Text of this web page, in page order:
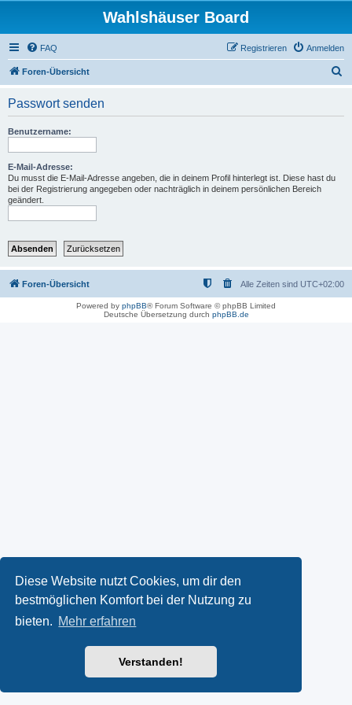
Diese Website nutzt Cookies, um dir den
bestmöglichen Komfort bei der Nutzung zu
bieten. Mehr erfahren
Verstanden!
Wahlshäuser Board
FAQ Anmelden
Registrieren
Foren-Übersicht
Passwort senden
Benutzername:
E-Mail-Adresse:
Du musst die E-Mail-Adresse angeben, die in deinem Profil hinterlegt ist. Diese hast du
bei der Registrierung angegeben oder nachträglich in deinem persönlichen Bereich
geändert.
Foren-Übersicht Alle Zeiten sind UTC+02:00
Powered by phpBB® Forum Software © phpBB Limited
Deutsche Übersetzung durch phpBB.de